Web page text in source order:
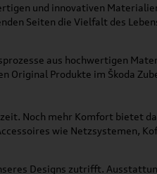
und innovativen
Seiten die Vielfalt des
aus hochwertigen
Original Produkte im Škoda
Noch mehr Komfort bietet
wie Netzsystemen,
Designs zutrifft.